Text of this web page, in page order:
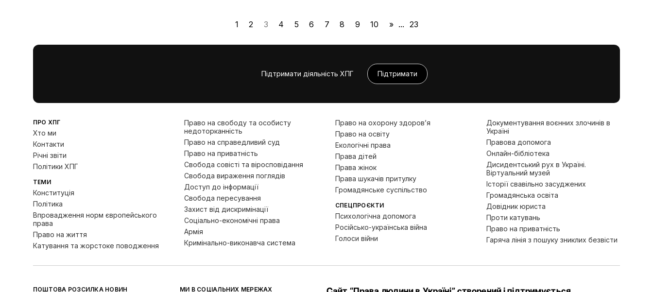
1 2 3 4 5 6 7 8 9 10 » ... 23
Підтримати діяльність ХПГ Підтримати
ПРО ХПГ
Хто ми
Контакти
Річні звіти
Політики ХПГ
ТЕМИ
Конституція
Політика
Впровадження норм європейського
права
Право на життя
Катування та жорстоке поводження
Право на свободу та особисту
недоторканність
Право на справедливий суд
Право на приватність
Свобода совісті та віросповідання
Свобода вираження поглядів
Доступ до інформації
Свобода пересування
Захист від дискримінації
Соціально-економічні права
Армія
Кримінально-виконавча система
Право на охорону здоров’я
Право на освіту
Екологічні права
Права дітей
Права жінок
Права шукачів притулку
Громадянське суспільство
СПЕЦПРОЄКТИ
Психологічна допомога
Російсько-українська війна
Голоси війни
Документування воєнних злочинів в
Україні
Правова допомога
Онлайн-бібліотека
Дисидентський рух в Україні.
Віртуальний музей
Історії свавільно засуджених
Громадянська освіта
Довідник юриста
Проти катувань
Право на приватність
Гаряча лінія з пошуку зниклих безвісти
ПОШТОВА РОЗСИЛКА НОВИН МИ В СОЦІАЛЬНИХ МЕРЕЖАХ